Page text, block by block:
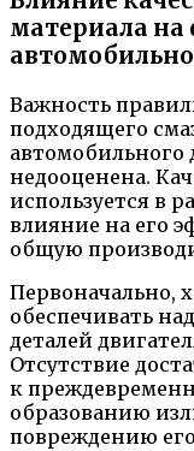
материала
Важность
подходящего
автомобильного
недооценена.
используется в
влияние на его
общую
Первоначально,
обеспечивать
деталей
Отсутствие
к
образованию
повреждению